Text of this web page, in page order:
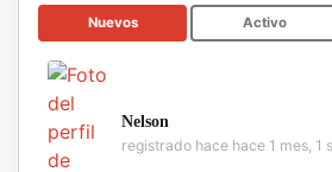
Nuevos Activo
Nelson
registrado hace hace 1 mes, 1